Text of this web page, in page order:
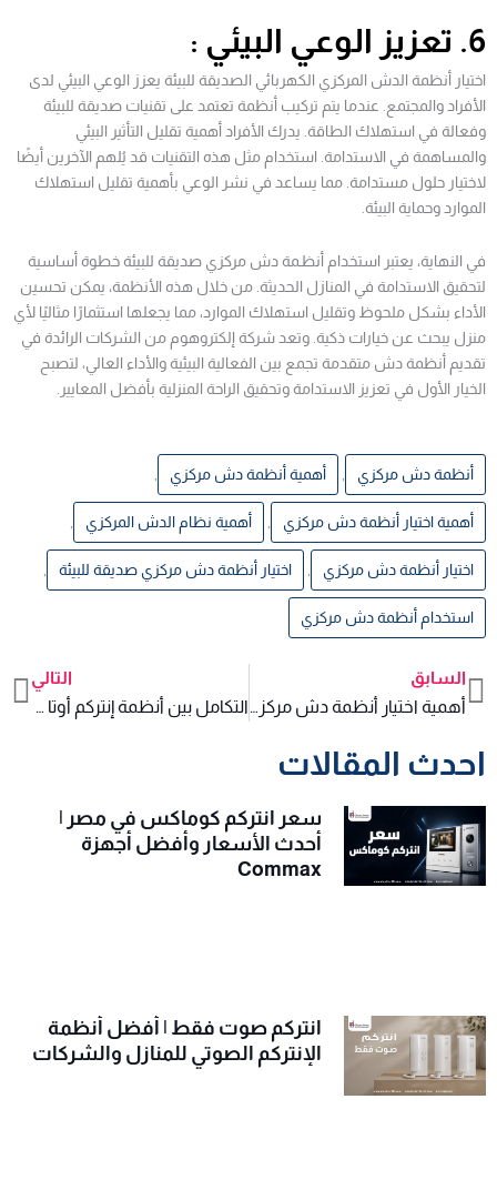
6. تعزيز الوعي البيئي :
اختيار أنظمة الدش المركزي الكهربائي الصديقة للبيئة يعزز الوعي البيئي لدى
الأفراد والمجتمع. عندما يتم تركيب أنظمة تعتمد على تقنيات صديقة للبيئة
وفعالة في استهلاك الطاقة. يدرك الأفراد أهمية تقليل التأثير البيئي
والمساهمة في الاستدامة. استخدام مثل هذه التقنيات قد يُلهم الآخرين أيضًا
لاختيار حلول مستدامة. مما يساعد في نشر الوعي بأهمية تقليل استهلاك
الموارد وحماية البيئة.
في النهاية، يعتبر استخدام أنظـمة دش مركزي صديقة للبيئة خطوة أساسية
لتحقيق الاستدامة في المنازل الحديثة. من خلال هذه الأنظمة، يمكن تحسين
الأداء بشكل ملحوظ وتقليل استهلاك الموارد، مما يجعلها استثمارًا مثاليًا لأي
منزل يبحث عن خيارات ذكية. وتعد شركة إلكتروهوم من الشركات الرائدة في
تقديم أنظمة دش متقدمة تجمع بين الفعالية البيئية والأداء العالي، لتصبح
الخيار الأول في تعزيز الاستدامة وتحقيق الراحة المنزلية بأفضل المعايير.
أنظمة دش مركزي أهمية أنظمة دش مركزي
أهمية اختيار أنظمة دش مركزي أهمية نظام الدش المركزي
اختيار أنظمة دش مركزي اختيار أنظمة دش مركزي صديقة للبيئة
استخدام أنظمة دش مركزي
Prev
السابق
أهمية اختيار أنظمة دش مركزي صديقة للبيئة لتعزيز الاستدامة في المنازل
التالي
التكامل بين أنظمة إنتركم أوتا والتطبيقات الذكية في المنازل الحديثة
احدث المقالات
سعر انتركم كوماكس في مصر |
أحدث الأسعار وأفضل أجهزة
Commax
انتركم صوت فقط | أفضل أنظمة
الإنتركم الصوتي للمنازل والشركات